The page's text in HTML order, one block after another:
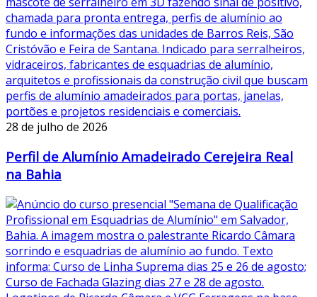
28 de julho de 2026
Perfil de Alumínio Amadeirado Cerejeira Real
na Bahia